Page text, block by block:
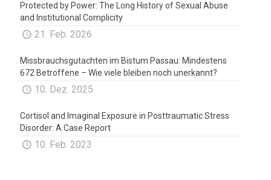
Protected by Power: The Long History of Sexual Abuse
and Institutional Complicity
21. Feb. 2026
Missbrauchsgutachten im Bistum Passau: Mindestens
672 Betroffene – Wie viele bleiben noch unerkannt?
10. Dez. 2025
Cortisol and Imaginal Exposure in Posttraumatic Stress
Disorder: A Case Report
10. Feb. 2023